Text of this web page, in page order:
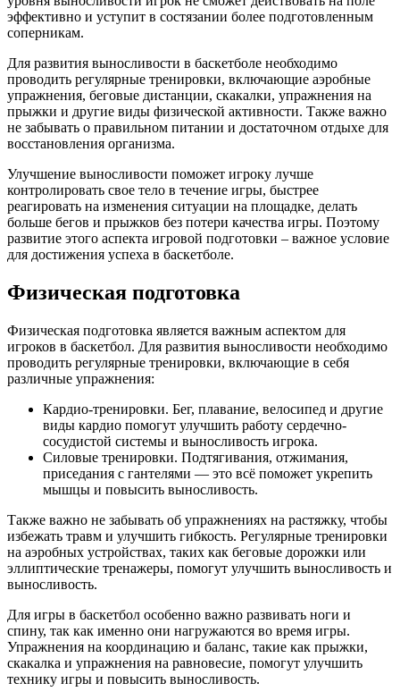
эффективно и уступит в состязании более подготовленным
соперникам.
Для развития выносливости в баскетболе необходимо
проводить регулярные тренировки, включающие аэробные
упражнения, беговые дистанции, скакалки, упражнения на
прыжки и другие виды физической активности. Также важно
не забывать о правильном питании и достаточном отдыхе для
восстановления организма.
Улучшение выносливости поможет игроку лучше
контролировать свое тело в течение игры, быстрее
реагировать на изменения ситуации на площадке, делать
больше бегов и прыжков без потери качества игры. Поэтому
развитие этого аспекта игровой подготовки – важное условие
для достижения успеха в баскетболе.
Физическая подготовка
Физическая подготовка является важным аспектом для
игроков в баскетбол. Для развития выносливости необходимо
проводить регулярные тренировки, включающие в себя
различные упражнения:
Кардио-тренировки. Бег, плавание, велосипед и другие
виды кардио помогут улучшить работу сердечно-
сосудистой системы и выносливость игрока.
Силовые тренировки. Подтягивания, отжимания,
приседания с гантелями — это всё поможет укрепить
мышцы и повысить выносливость.
Также важно не забывать об упражнениях на растяжку, чтобы
избежать травм и улучшить гибкость. Регулярные тренировки
на аэробных устройствах, таких как беговые дорожки или
эллиптические тренажеры, помогут улучшить выносливость и
выносливость.
Для игры в баскетбол особенно важно развивать ноги и
спину, так как именно они нагружаются во время игры.
Упражнения на координацию и баланс, такие как прыжки,
скакалка и упражнения на равновесие, помогут улучшить
технику игры и повысить выносливость.